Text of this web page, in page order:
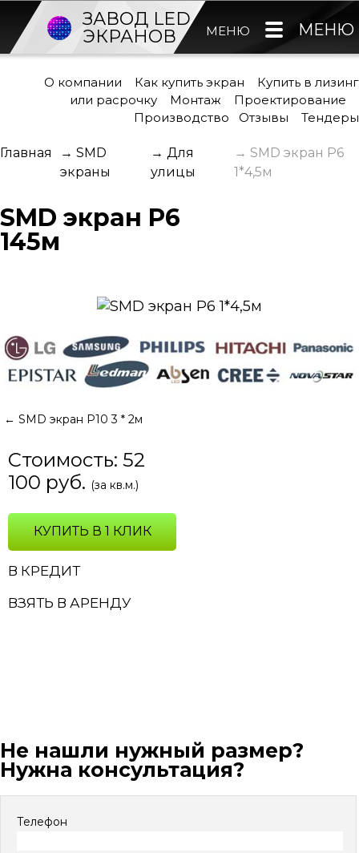
ЗАВОД LED
ЭКРАНОВ
МЕНЮ МЕНЮ
О компании Как купить экран
Купить в лизинг
или расрочку
Монтаж
Проектирование
Производство
Отзывы Тендеры
Главная → SMD
экраны
→Для
улицы
→SMD экран P6
1*4,5м
SMD экран P6
145м
← SMD экран P10 3 * 2м
Стоимость: 52
100 руб. (за кв.м.)
КУПИТЬ В 1 КЛИК
В КРЕДИТ
ВЗЯТЬ В АРЕНДУ
Не нашли нужный размер?
Нужна консультация?
Телефон